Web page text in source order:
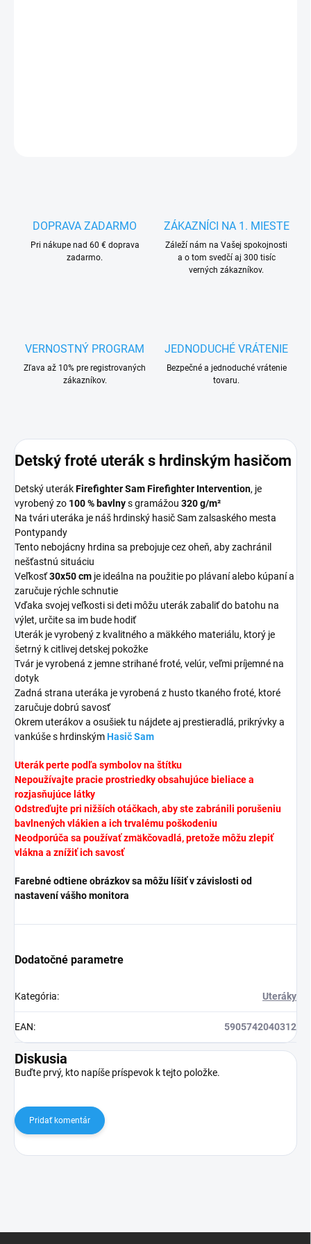
DOPRAVA ZADARMO
Pri nákupe nad 60 € doprava
zadarmo.
ZÁKAZNÍCI NA 1. MIESTE
Záleží nám na Vašej spokojnosti
a o tom svedčí aj 300 tisíc
verných zákazníkov.
VERNOSTNÝ PROGRAM
Zľava až 10% pre registrovaných
zákazníkov.
JEDNODUCHÉ VRÁTENIE
Bezpečné a jednoduché vrátenie
tovaru.
Detský froté uterák s hrdinským hasičom
Detský uterákFirefighter Sam Firefighter Intervention, je
vyrobený zo 100 % bavlnys gramážou 320 g/m²
Na tvári uteráka je náš hrdinský hasič Sam zalsaského mesta
Pontypandy
Tento nebojácny hrdina sa prebojuje cez oheň, aby zachránil
nešťastnú situáciu
Veľkosť30x50 cm je ideálna na použitie po plávaní alebo kúpaní a
zaručuje rýchle schnutie
Vďaka svojej veľkosti si deti môžu uterák zabaliť do batohu na
výlet, určite sa im bude hodiť
Uterák je vyrobený z kvalitného a mäkkého materiálu, ktorý je
šetrný k citlivej detskej pokožke
Tvár je vyrobená z jemne strihané froté, velúr, veľmi príjemné na
dotyk
Zadná strana uteráka je vyrobená z husto tkaného froté, ktoré
zaručuje dobrú savosť
Okrem uterákov a osušiek tu nájdete aj prestieradlá, prikrývky a
vankúše s hrdinskýmHasič Sam
Uterák perte podľa symbolov na štítku
Nepoužívajte pracie prostriedky obsahujúce bieliace a
rozjasňujúce látky
Odstreďujte pri nižších otáčkach, aby ste zabránili porušeniu
bavlnených vlákien a ich trvalému poškodeniu
Neodporúča sa používať zmäkčovadlá, pretože môžu zlepiť
vlákna a znížiť ich savosť
Farebné odtiene obrázkov sa môžu líšiť v závislosti od
nastavení vášho monitora
Dodatočné parametre
Kategória: Uteráky
EAN: 5905742040312
Diskusia
Buďte prvý, kto napíše príspevok k tejto položke.
Pridať komentár